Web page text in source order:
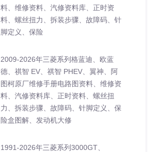
料、维修资料、汽修资料库、正时资
料、螺丝扭力、拆装步骤、故障码、针
脚定义、保险
2009-2026年三菱系列格蓝迪、欧蓝
德、祺智 EV、祺智 PHEV、翼神、阿
图柯原厂维修手册电路图资料、维修资
料、汽修资料库、正时资料、螺丝扭
力、拆装步骤、故障码、针脚定义、保
险盒图解、发动机大修
1991-2026年三菱系列3000GT、